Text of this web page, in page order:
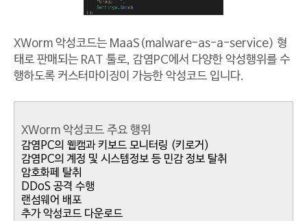
XWorm 악성코드는 MaaS(malware-as-a-service) 형
태로 판매되는 RAT 툴로, 감염PC에서 다양한 악성행위를 수
행하도록 커스터마이징이 가능한 악성코드 입니다.
XWorm 악성코드 주요 행위
감염PC의 웹캠과 키보드 모니터링 (키로거)
감염PC의 계정 및 시스템정보 등 민감 정보 탈취
암호화페 탈취
DDoS 공격 수행
랜섬웨어 배포
추가 악성코드 다운로드